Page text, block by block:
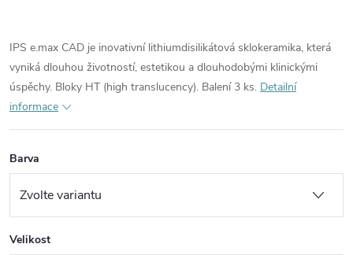
IPS e.max CAD je inovativní lithiumdisilikátová sklokeramika, která
vyniká dlouhou životností, estetikou a dlouhodobými klinickými
úspěchy. Bloky HT (high translucency). Balení 3 ks. Detailní
informace
Barva
Velikost